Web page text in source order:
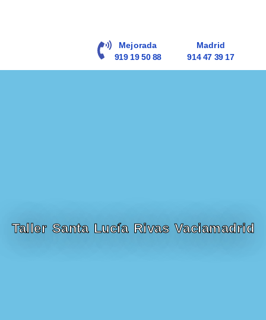
Mejorada
919 19 50 88
Madrid
914 47 39 17
Taller Santa Lucía Rivas Vaciamadrid